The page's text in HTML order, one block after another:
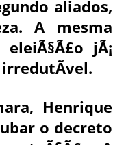
aliados,
A mesma
jÃ¡
Henrique
o decreto